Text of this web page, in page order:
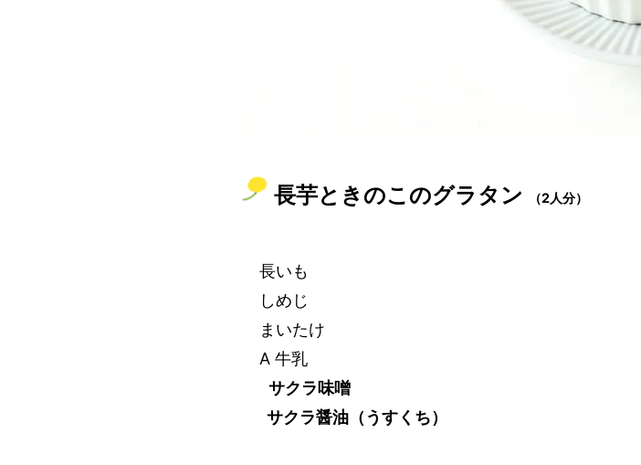
長芋ときのこのグラタン （2人分）
長いも
しめじ
まいたけ
A 牛乳
サクラ味噌
サクラ醤油（うすくち）